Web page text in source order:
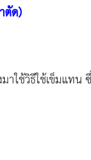
ตัด)
ใช้วิธีใช้เข็มแทน